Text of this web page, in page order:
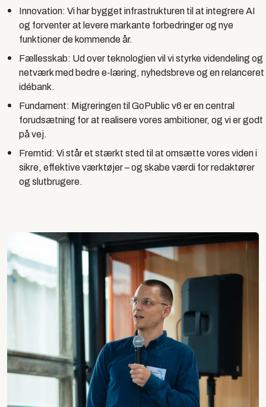
Innovation:Vi har bygget infrastrukturen til at integrere AI
og forventer at levere markante forbedringer og nye
funktioner de kommende år.
Fællesskab: Ud over teknologien vil vi styrke videndeling og
netværk med bedre e-læring, nyhedsbreve og en relanceret
idébank.
Fundament: Migreringen til GoPublic v6 er en central
forudsætning for at realisere vores ambitioner, og vi er godt
på vej.
Fremtid:Vi står et stærkt sted til at omsætte vores viden i
sikre, effektive værktøjer – og skabe værdi for redaktører
og slutbrugere.